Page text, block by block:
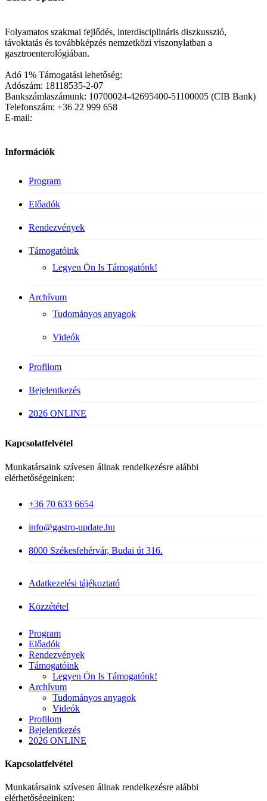
Folyamatos szakmai fejlődés, interdisciplináris diszkusszió,
távoktatás és továbbképzés nemzetközi viszonylatban a
gasztroenterológiában.
Adó 1% Támogatási lehetőség:
Adószám: 18118535-2-07
Bankszámlaszámunk: 10700024-42695400-51100005 (CIB Bank)
Telefonszám: +36 22 999 658
E-mail:
Információk
Program
Előadók
Rendezvények
Támogatóink
Legyen Ön Is Támogatónk!
Archívum
Tudományos anyagok
Videók
Profilom
Bejelentkezés
2026 ONLINE
Kapcsolatfelvétel
Munkatársaink szívesen állnak rendelkezésre alábbi
elérhetőségeinken:
+36 70 633 6654
info@gastro-update.hu
8000 Székesfehérvár, Budai út 316.
Adatkezelési tájékoztató
Közzététel
Close
Menu
Program
Előadók
Rendezvények
Támogatóink
Legyen Ön Is Támogatónk!
Archívum
Tudományos anyagok
Videók
Profilom
Bejelentkezés
2026 ONLINE
Kapcsolatfelvétel
Munkatársaink szívesen állnak rendelkezésre alábbi
elérhetőségeinken: